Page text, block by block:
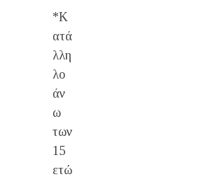
*Κ
ατά
λλη
λο
άν
ω
των
15
ετώ